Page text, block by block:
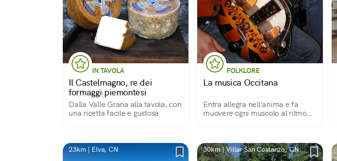
IN TAVOLA
Il Castelmagno, re dei
formaggi piemontesi
Dalla Valle Grana alla tavola, con
una ricetta facile e gustosa
FOLKLORE
La musica Occitana
Entra allegra nell'anima e fa
muovere ogni muscolo al ritmo
23km | Elva, CN 30km | Villar San Costanzo, CN